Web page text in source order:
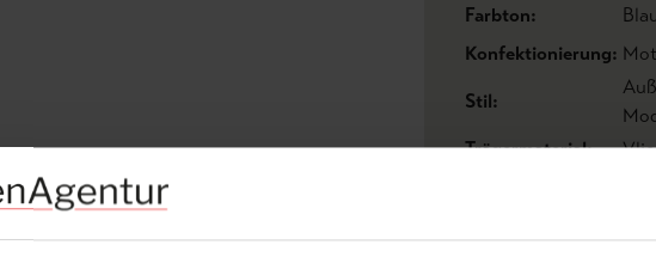
Farbton:
Konfektionierung:
Stil:
Trägermaterial: